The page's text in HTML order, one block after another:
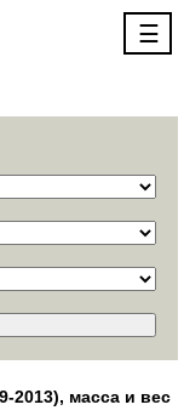
☰
2013), масса и вес